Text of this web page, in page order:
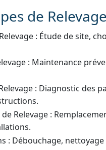
de Relevage
: Étude de site,
: Maintenance
: Diagnostic des
Relevage :
: Débouchage,